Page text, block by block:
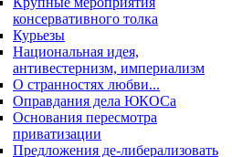
консервативного толка
Курьезы
Национальная идея,
антивестернизм, империализм
О странностях любви...
Оправдания дела ЮКОСа
Основания пересмотра
приватизации
Предложения де-либерализовать